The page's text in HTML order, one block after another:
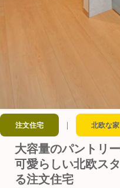
注文住宅 ｜ 北欧な家
大容量のパントリ
可愛らしい北欧ス
る注文住宅